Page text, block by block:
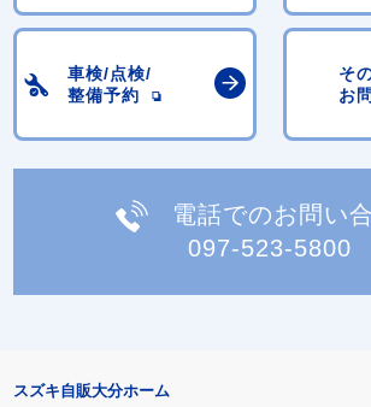
車検/点検/
整備予約
そ
お
電話でのお問い
097-523-5800
スズキ自販大分ホーム